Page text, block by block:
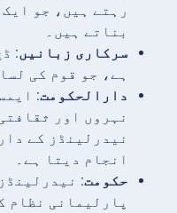
رہتے ہیں، جو
بناتے ہیں۔
سرکاری زبانیں:
ہے، جو قوم کی
دارالحکومت:
نہروں اور
نیدرلینڈز کے
انجام دیتا ہے۔
حکومت:
پارلیمانی نظام